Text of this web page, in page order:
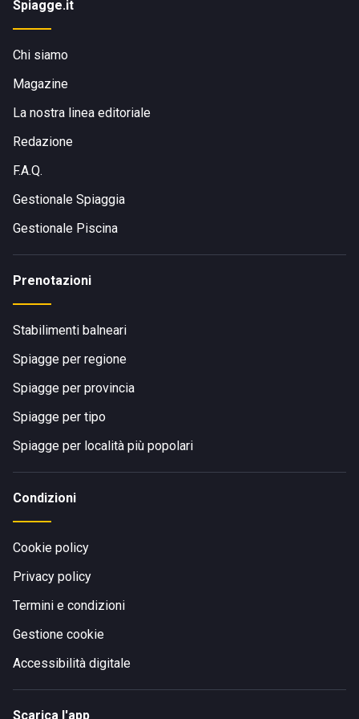
Spiagge.it
Chi siamo
Magazine
La nostra linea editoriale
Redazione
F.A.Q.
Gestionale Spiaggia
Gestionale Piscina
Prenotazioni
Stabilimenti balneari
Spiagge per regione
Spiagge per provincia
Spiagge per tipo
Spiagge per località più popolari
Condizioni
Cookie policy
Privacy policy
Termini e condizioni
Gestione cookie
Accessibilità digitale
Scarica l'app